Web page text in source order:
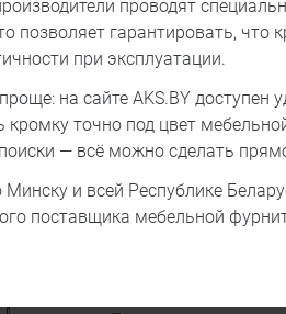
проводят
позволяет гарантировать, что
при эксплуатации.
на сайте AKS.BY доступен
точно под цвет
— всё можно сделать
и всей Республике
поставщика мебельной